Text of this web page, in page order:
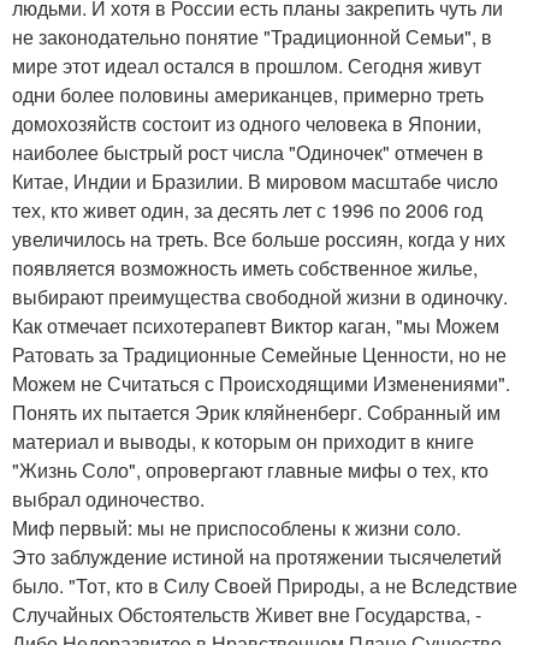
людьми. И хотя в России есть планы закрепить чуть ли
не законодательно понятие "Традиционной Семьи", в
мире этот идеал остался в прошлом. Сегодня живут
одни более половины американцев, примерно треть
домохозяйств состоит из одного человека в Японии,
наиболее быстрый рост числа "Одиночек" отмечен в
Китае, Индии и Бразилии. В мировом масштабе число
тех, кто живет один, за десять лет с 1996 по 2006 год
увеличилось на треть. Все больше россиян, когда у них
появляется возможность иметь собственное жилье,
выбирают преимущества свободной жизни в одиночку.
Как отмечает психотерапевт Виктор каган, "мы Можем
Ратовать за Традиционные Семейные Ценности, но не
Можем не Считаться с Происходящими Изменениями".
Понять их пытается Эрик кляйненберг. Собранный им
материал и выводы, к которым он приходит в книге
"Жизнь Соло", опровергают главные мифы о тех, кто
выбрал одиночество.
Миф первый: мы не приспособлены к жизни соло.
Это заблуждение истиной на протяжении тысячелетий
было. "Тот, кто в Силу Своей Природы, а не Вследствие
Случайных Обстоятельств Живет вне Государства, -